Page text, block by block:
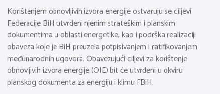
Korištenjem obnovljivih izvora energije ostvaruju se ciljevi
Federacije BiH utvrđeni njenim strateškim i planskim
dokumentima u oblasti energetike, kao i podrška realizaciji
obaveza koje je BiH preuzela potpisivanjem i ratifikovanjem
međunarodnih ugovora. Obavezujući ciljevi za korištenje
obnovljivih izvora energije (OIE) bit će utvrđeni u okviru
planskog dokumenta za energiju i klimu FBiH.